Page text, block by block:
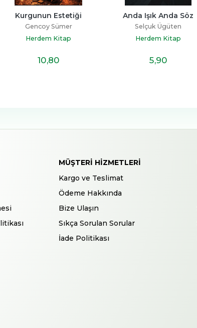
Kurgunun Estetiği
Gencoy Sümer
Herdem Kitap
10,80
Anda Işık Anda Söz
Selçuk Ügüten
Herdem Kitap
5,90
MÜŞTERI HIZMETLERI
Kargo ve Teslimat
Ödeme Hakkında
Bize Ulaşın
Sıkça Sorulan Sorular
İade Politikası